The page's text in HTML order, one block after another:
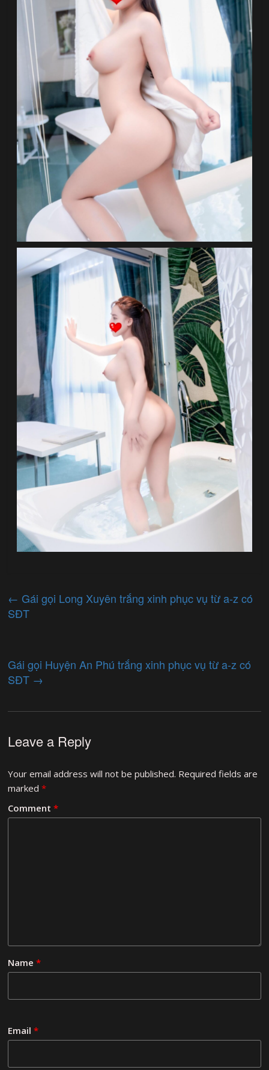
← Gái gọi Long Xuyên trắng xinh phục vụ từ a-z có
SĐT
Gái gọi Huyện An Phú trắng xinh phục vụ từ a-z có
SĐT →
Leave a Reply
Your email address will not be published. Required fields are
marked*
Comment*
Name*
Email*